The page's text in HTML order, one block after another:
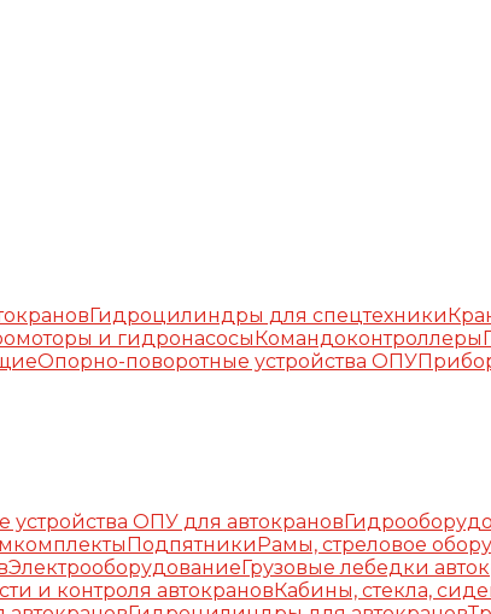
Гидроцилиндры для спецтехники
и гидронасосыКомандоконтроллеры
Опорно-поворотные устройства ОПУ
ОПУ для автокранов
ПодпятникиРамы, стреловое
ЭлектрооборудованиеГрузовые лебедки
и контроля автокрановКабины, стекла,